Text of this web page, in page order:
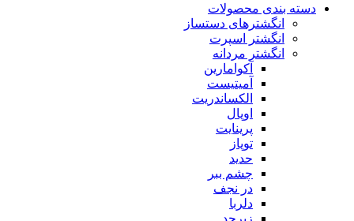
دسته بندی محصولات
انگشترهای دستساز
انگشتر اسپرت
انگشتر مردانه
آکوامارین
آمیتیست
الکساندریت
اوپال
پرینایت
توپاز
حدید
چشم ببر
در نجف
دلربا
زبرجد